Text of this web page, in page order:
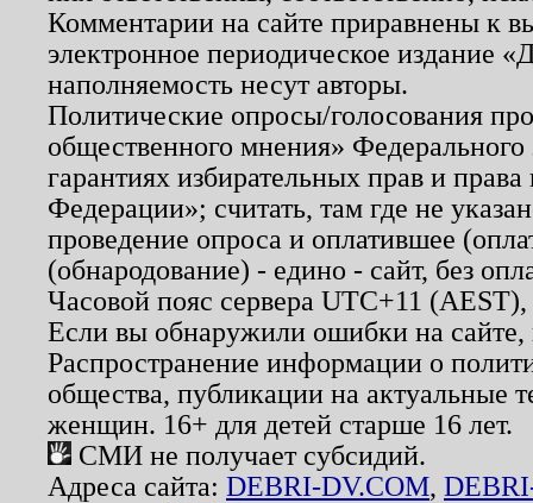
Комментарии на сайте приравнены к
электронное периодическое издание
наполняемость несут авторы.
Политические опросы/голосования
общественного мнения»
гарантиях избирательных прав и
Федерации»; считать, там где не
проведение опроса и оплатившее
(обнародование) - едино - сайт, без
Часовой пояс сервера UTC+11
Если вы обнаружили ошибки на
Распространение информации о
общества, публикации на актуальные
женщин. 16+ для детей старше 16 лет.
СМИ не получает субсидий.
Адреса сайта: DEBRI-DV.COM,